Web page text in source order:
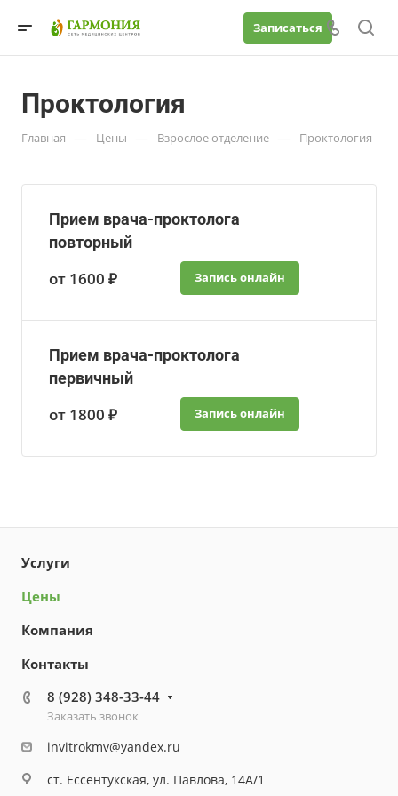
Записаться
Проктология
Главная — Цены — Взрослое отделение — Проктология
Прием врача-проктолога
повторный
от 1600 ₽ Запись онлайн
Прием врача-проктолога
первичный
от 1800 ₽ Запись онлайн
Услуги
Цены
Компания
Контакты
8 (928) 348-33-44
Заказать звонок
invitrokmv@yandex.ru
ст. Ессентукская, ул. Павлова, 14А/1